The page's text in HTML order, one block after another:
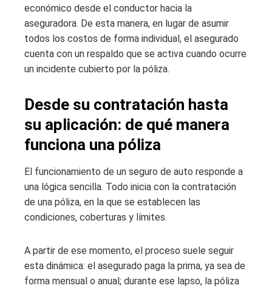
económico desde el conductor hacia la
aseguradora. De esta manera, en lugar de asumir
todos los costos de forma individual, el asegurado
cuenta con un respaldo que se activa cuando ocurre
un incidente cubierto por la póliza.
Desde su contratación hasta
su aplicación: de qué manera
funciona una póliza
El funcionamiento de un seguro de auto responde a
una lógica sencilla. Todo inicia con la contratación
de una póliza, en la que se establecen las
condiciones, coberturas y límites.
A partir de ese momento, el proceso suele seguir
esta dinámica: el asegurado paga la prima, ya sea de
forma mensual o anual; durante ese lapso, la póliza